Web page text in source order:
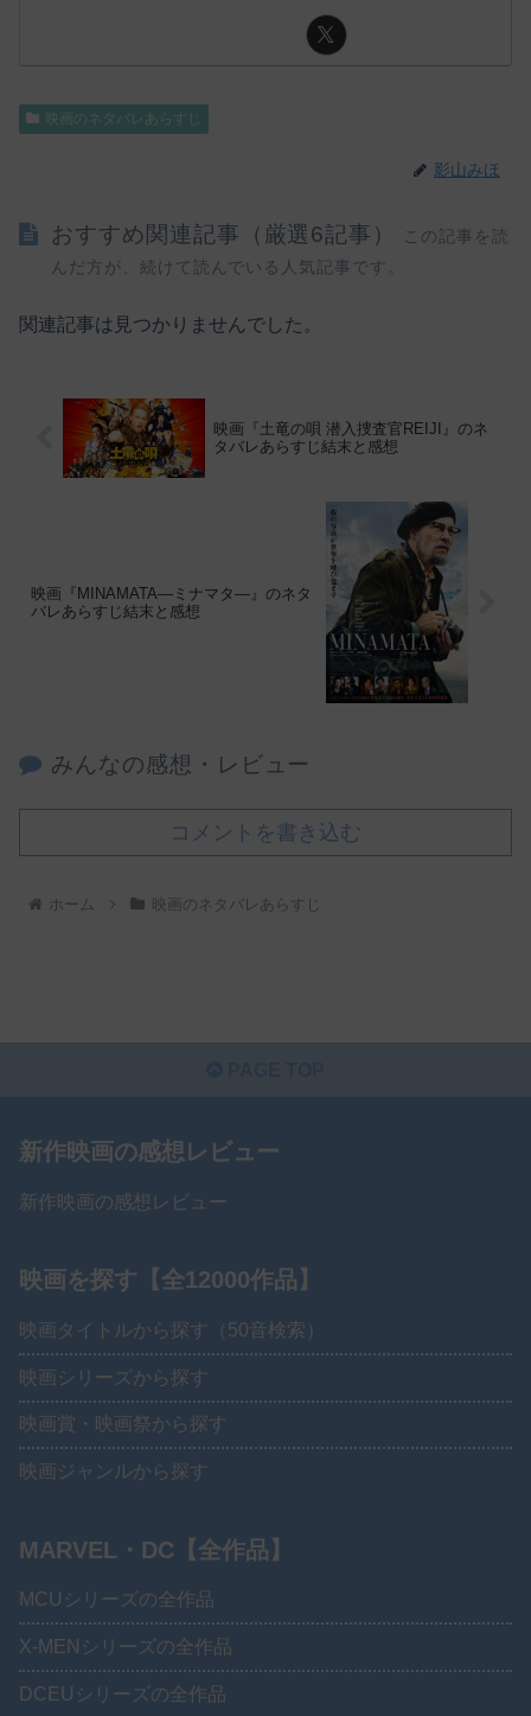
映画のネタバレあらすじ
影山みほ
おすすめ関連記事（厳選6記事）
この記事を読
んだ方が、続けて読んでいる人気記事です。
関連記事は見つかりませんでした。
映画『土竜の唄 潜入捜査官REIJI』のネ
タバレあらすじ結末と感想
映画『MINAMATA―ミナマタ―』のネタ
バレあらすじ結末と感想
みんなの感想・レビュー
コメントを書き込む
ホーム 映画のネタバレあらすじ
新作映画の感想レビュー
新作映画の感想レビュー
映画を探す【全12000作品】
映画タイトルから探す（50音検索）
映画シリーズから探す
映画賞・映画祭から探す
映画ジャンルから探す
MARVEL・DC【全作品】
MCUシリーズの全作品
X-MENシリーズの全作品
DCEUシリーズの全作品